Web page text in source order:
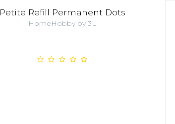
Petite Refill Permanent Dots
HomeHobby by 3L